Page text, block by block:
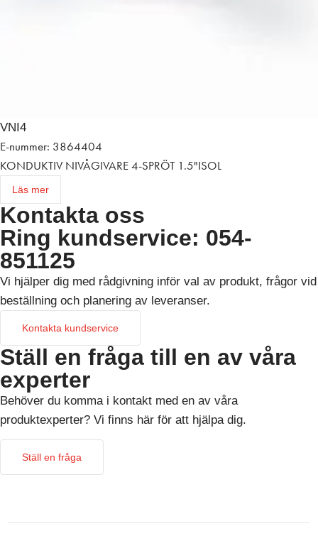
VNI4
E-nummer: 3864404
KONDUKTIV NIVÅGIVARE 4-SPRÖT 1.5"ISOL
Läs mer
Kontakta oss
Ring kundservice: 054-
851125
Vi hjälper dig med rådgivning inför val av produkt, frågor vid
beställning och planering av leveranser.
Kontakta kundservice
Ställ en fråga till en av våra
experter
Behöver du komma i kontakt med en av våra
produktexperter? Vi finns här för att hjälpa dig.
Ställ en fråga